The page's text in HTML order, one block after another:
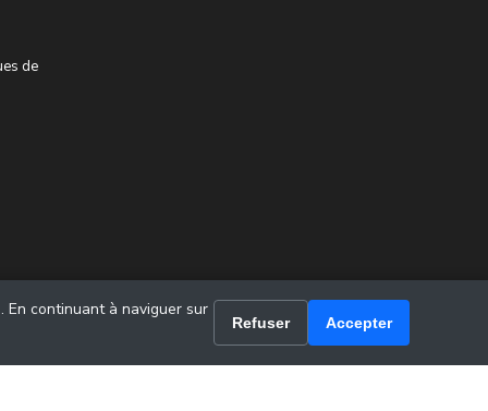
de
continuant à naviguer sur
Refuser Accepter